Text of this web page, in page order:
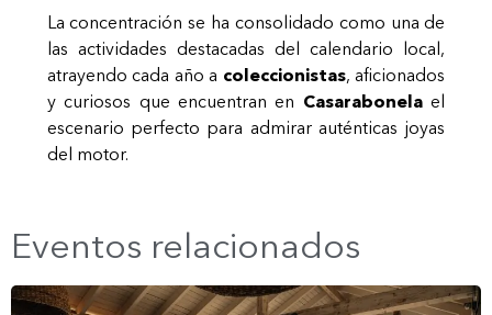
La concentración se ha consolidado como una de
las actividades destacadas del calendario local,
atrayendo cada año a coleccionistas, aficionados
y curiosos que encuentran en Casarabonelael
escenario perfecto para admirar auténticas joyas
del motor.
Eventos relacionados